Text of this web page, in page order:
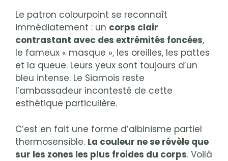
Le patron colourpoint se reconnaît
immédiatement : un corps clair
contrastant avec des extrémités foncées,
le fameux « masque », les oreilles, les pattes
et la queue. Leurs yeux sont toujours d’un
bleu intense. Le Siamois reste
l’ambassadeur incontesté de cette
esthétique particulière.
C’est en fait une forme d’albinisme partiel
thermosensible. La couleur ne se révèle que
sur les zones les plus froides du corps. Voilà